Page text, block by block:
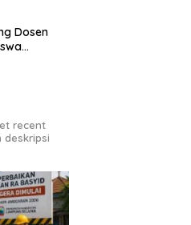
Dosen
recent
deskripsi